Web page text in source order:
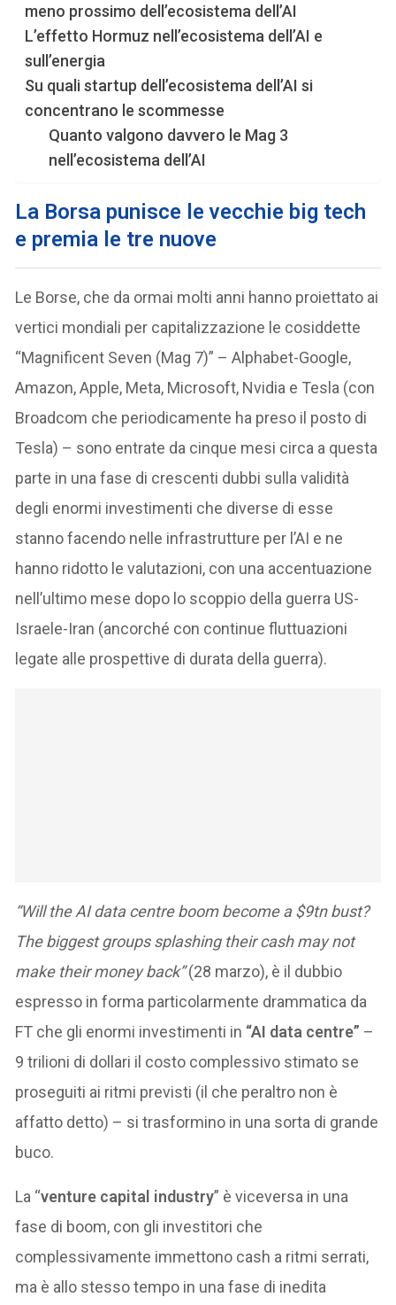
meno prossimo dell’ecosistema dell’AI
L’effetto Hormuz nell’ecosistema dell’AI e
sull’energia
Su quali startup dell’ecosistema dell’AI si
concentrano le scommesse
Quanto valgono davvero le Mag 3
nell’ecosistema dell’AI
La Borsa punisce le vecchie big tech
e premia le tre nuove
Le Borse, che da ormai molti anni hanno proiettato ai
vertici mondiali per capitalizzazione le cosiddette
“Magnificent Seven (Mag 7)” – Alphabet-Google,
Amazon, Apple, Meta, Microsoft, Nvidia e Tesla (con
Broadcom che periodicamente ha preso il posto di
Tesla) – sono entrate da cinque mesi circa a questa
parte in una fase di crescenti dubbi sulla validità
degli enormi investimenti che diverse di esse
stanno facendo nelle infrastrutture per l’AI e ne
hanno ridotto le valutazioni, con una accentuazione
nell’ultimo mese dopo lo scoppio della guerra US-
Israele-Iran (ancorché con continue fluttuazioni
legate alle prospettive di durata della guerra).
“Will the AI data centre boom become a $9tn bust?
The biggest groups splashing their cash may not
make their money back”(28 marzo), è il dubbio
espresso in forma particolarmente drammatica da
FT che gli enormi investimenti in “AI data centre” –
9 trilioni di dollari il costo complessivo stimato se
proseguiti ai ritmi previsti (il che peraltro non è
affatto detto) – si trasformino in una sorta di grande
buco.
La “venture capital industry” è viceversa in una
fase di boom, con gli investitori che
complessivamente immettono cash a ritmi serrati,
ma è allo stesso tempo in una fase di inedita